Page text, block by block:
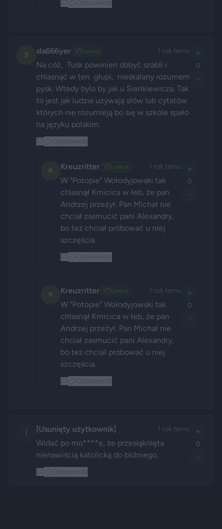
S sla666yer 🏹 Łowca 1 rok temu
Na cóż,  Tusk powinien dobyć szabli i
chlasnąć w ten  głupi,  nieskalany rozumem
pysk. Wtedy bylo by jak u Sienkiewicza. Tak
to jest jak ludzie używają słów lub cytatów
których nie rozumieją bo się w szkole spało
na języku polskim.
+
0
-
K Kreuzritter 🏹 Łowca 1 rok temu
W "Potopie" Wołodyjowski tak
chlasnął Kmicica w łeb, że pan
Andrzej przeżył. Pan Michał nie
chciał zasmucić pani Alexandry,
bo też chciał próbować u niej
szczęścia.
+
0
-
K Kreuzritter 🏹 Łowca 1 rok temu
W "Potopie" Wołodyjowski tak
chlasnął Kmicica w łeb, że pan
Andrzej przeżył. Pan Michał nie
chciał zasmucić pani Alexandry,
bo też chciał próbować u niej
szczęścia.
+
0
-
[ [Usunięty użytkownik] 1 rok temu
Widać po mo****e, że przesiąknięta
nienawiścią katolicką do bliźniego.
+
0
-